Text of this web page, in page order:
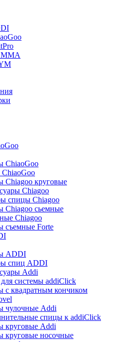
ChiaoGoo
Сhiagoo круговые
Chiagoo
спицы Chiagoo
Chiagoo сьемные
Chiagoo
съемные Forte
ADDI
спиц ADDI
Addi
системы addiClick
с квадратным кончиком
чулочные Addi
спицы к addiClick
круговые Addi
круговые носочные